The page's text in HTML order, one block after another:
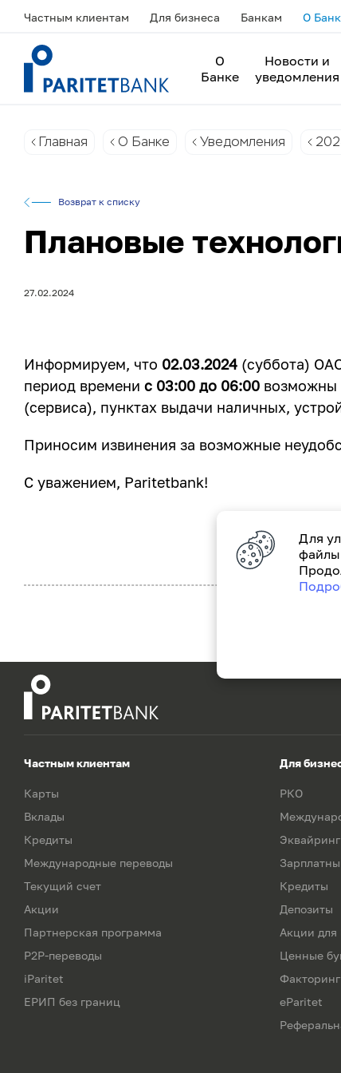
Частным клиентам Для бизнеса Банкам О
О
Банке
Новости и
уведомления
Главная О Банке Уведомления
Возврат к списку
Плановые
27.02.2024
Информируем, что 02.03.2024(суббота) ОАО
период времени с 03:00 до 06:00возможны
(сервиса), пунктах выдачи наличных,
Приносим извинения за возможные
С уважением, Paritetbank!
Частным клиентам
Карты
Вклады
Кредиты
Международные переводы
Текущий счет
Акции
Партнерская программа
P2P-переводы
iParitet
ЕРИП без границ
Для
РКО
Эквайринг
Кредиты
Депозиты
Акции для
Ценные
Факторинг
eParitet
Для